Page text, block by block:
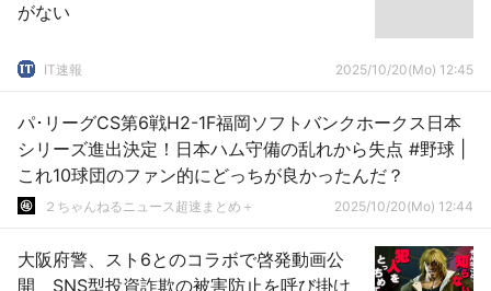
がない
IT速報 2025/10/20(Mo) 12:45
パ･リーグCS第6戦H2-1F福岡ソフトバンクホークス日本
シリーズ進出決定！日本ハム守備の乱れから失点 #野球 |
これ10球団のファン的にどっちが良かったんだ？
２ちゃんねるニュース超速まとめ＋ 2025/10/20(Mo) 12:44
大阪府警、スト6とのコラボで啓発動画公
開 SNS型投資詐欺の被害防止を呼び掛け